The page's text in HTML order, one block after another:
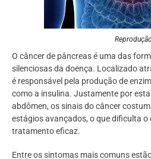
Reprodução
O câncer de pâncreas é uma das
silenciosas da doença. Localizado
é responsável pela produção de
como a insulina. Justamente por
abdômen, os sinais do câncer
estágios avançados, o que dificulta o
tratamento eficaz.
Entre os sintomas mais comuns